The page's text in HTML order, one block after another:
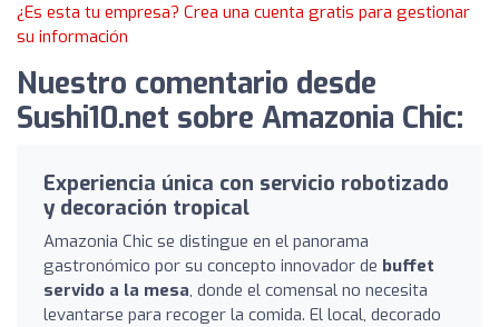
¿Es esta tu empresa? Crea una cuenta gratis para gestionar
su información
Nuestro comentario desde
Sushi10.net sobre Amazonia Chic:
Experiencia única con servicio robotizado
y decoración tropical
Amazonia Chic se distingue en el panorama
gastronómico por su concepto innovador de buffet
servido a la mesa, donde el comensal no necesita
levantarse para recoger la comida. El local, decorado